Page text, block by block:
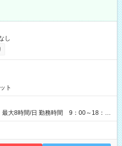
し
ト
最大8時間/日 勤務時間 9：00～18：
祝含む週3日～OK、シフト制 ※もちろ